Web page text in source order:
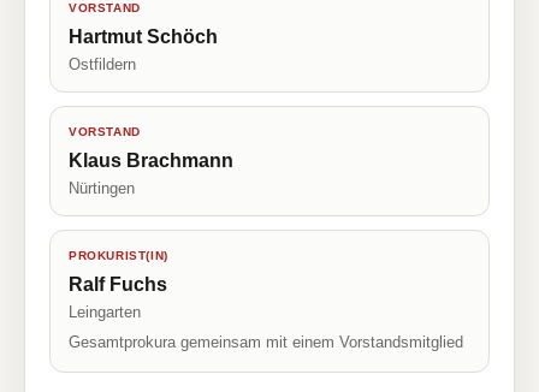
VORSTAND
Hartmut Schöch
Ostfildern
VORSTAND
Klaus Brachmann
Nürtingen
PROKURIST(IN)
Ralf Fuchs
Leingarten
Gesamtprokura gemeinsam mit einem Vorstandsmitglied